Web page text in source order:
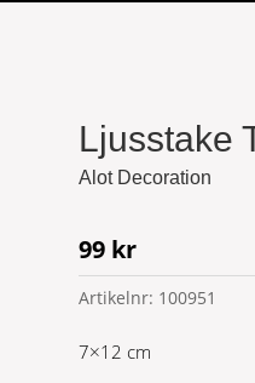
Ljusstake
Alot Decoration
99 kr
Artikelnr: 100951
7×12 cm